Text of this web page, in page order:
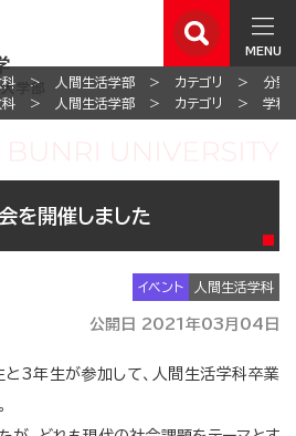
MENU
科 人間生活学部 カテゴリ
分野
科 人間生活学部 カテゴリ 学科
を開催しました
イベント 人間生活学科
公開日 2021年03月04日
3年生が参加して、人間生活学科卒業